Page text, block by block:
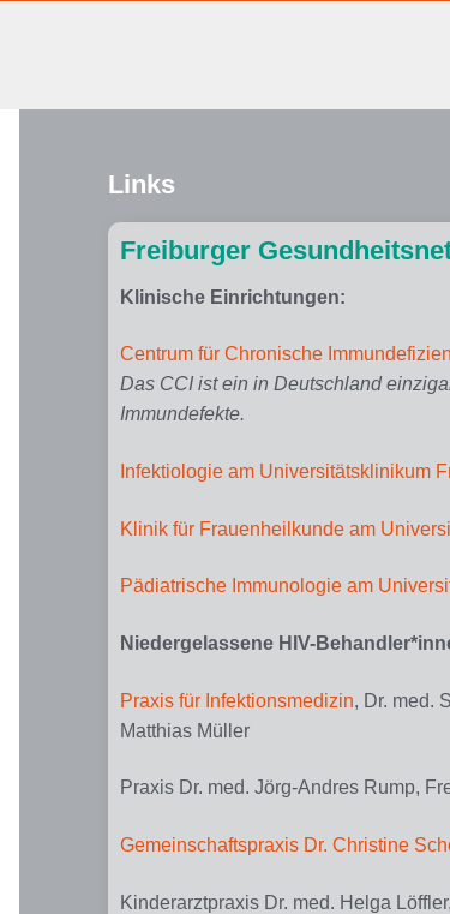
Links
Freiburger
Klinische Einrichtungen:
Centrum für Chronische
Das CCI ist ein in Deutschland
Immundefekte.
Infektiologie am Universitätsklinikum
Klinik für Frauenheilkunde am
Pädiatrische Immunologie am
Niedergelassene HIV-
Praxis für Infektionsmedizin, Dr. med.
Matthias Müller
Praxis Dr. med. Jörg-Andres Rump,
Gemeinschaftspraxis Dr. Christine
Kinderarztpraxis Dr. med. Helga